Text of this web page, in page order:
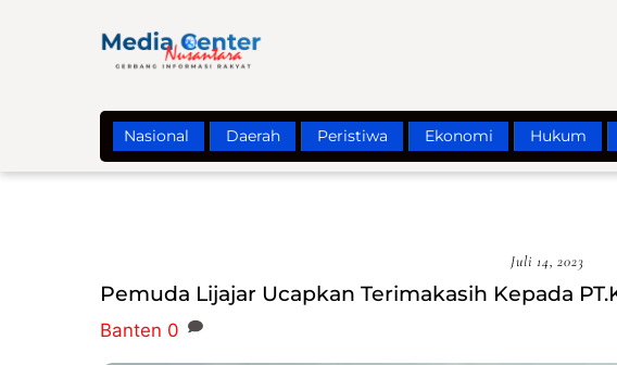
Nasional Daerah Peristiwa Ekonomi Hukum
Juli 14, 2023
Pemuda Lijajar Ucapkan Terimakasih Kepada
Banten 0